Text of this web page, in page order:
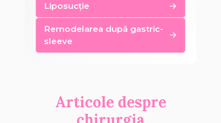
Liposucție
Remodelarea după gastric-
sleeve
Articole despre